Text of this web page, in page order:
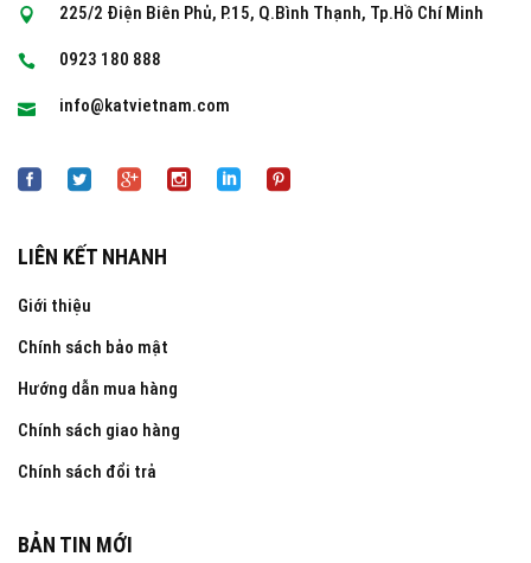
225/2 Điện Biên Phủ, P.15, Q.Bình Thạnh, Tp.Hồ Chí Minh
0923 180 888
info@katvietnam.com
LIÊN KẾT NHANH
Giới thiệu
Chính sách bảo mật
Hướng dẫn mua hàng
Chính sách giao hàng
Chính sách đổi trả
BẢN TIN MỚI